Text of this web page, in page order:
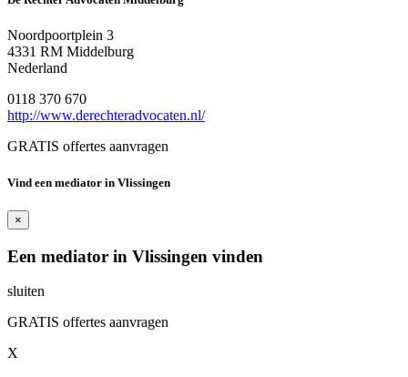
Noordpoortplein 3
4331 RM Middelburg
Nederland
0118 370 670
http://www.derechteradvocaten.nl/
GRATIS offertes aanvragen
Vind een mediator in Vlissingen
×
Een mediator in Vlissingen vinden
sluiten
GRATIS offertes aanvragen
X